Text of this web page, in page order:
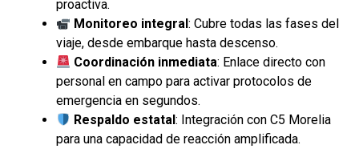
proactiva.
Monitoreo integral: Cubre todas las fases del
viaje, desde embarque hasta descenso.
Coordinación inmediata: Enlace directo con
personal en campo para activar protocolos de
emergencia en segundos.
Respaldo estatal: Integración con C5 Morelia
para una capacidad de reacción amplificada.